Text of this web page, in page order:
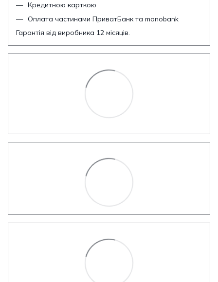
Кредитною карткою
Оплата частинами ПриватБанк та monobank
Гарантія від виробника 12 місяців.